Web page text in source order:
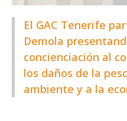
El GAC Tenerife
Demola
concienciación al
los daños de la
ambiente y a la